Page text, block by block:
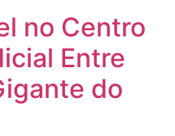
no Centro
Entre
do